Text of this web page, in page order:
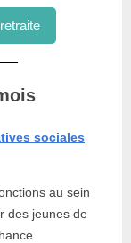
sociales
au sein
des jeunes de